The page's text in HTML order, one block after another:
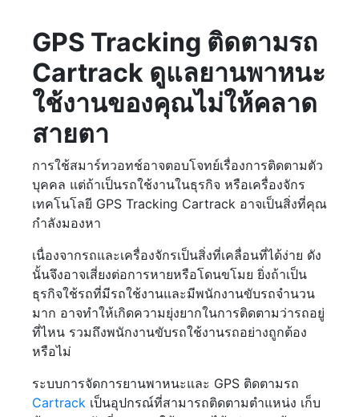
GPS Tracking ติดตามรถ
Cartrack ดูแลยานพาหนะ
ใช้งานของคุณไม่ให้คลาด
สายตา
การใช้สมาร์ทวอทช์อาจตอบโจทย์เรื่องการติดตามตัว
บุคคล แต่ถ้าเป็นรถใช้งานในธุรกิจ หรือเครื่องจักร
เทคโนโลยี GPS Tracking Cartrack อาจเป็นสิ่งที่คุณ
กำลังมองหา
เนื่องจากรถและเครื่องจักรเป็นสิ่งที่เคลื่อนที่ได้ง่าย ดัง
นั้นจึงอาจเสี่ยงต่อการหายหรือโดนขโมย ยิ่งถ้าเป็น
ธุรกิจใช้รถที่มีรถใช้งานและมีพนักงานขับรถจำนวน
มาก อาจทำให้เกิดความยุ่งยากในการติดตามว่ารถอยู่
ที่ไหน รวมถึงพนักงานขับรถใช้งานรถอย่างถูกต้อง
หรือไม่
ระบบการจัดการยานพาหนะและ GPS ติดตามรถ
Cartrack เป็นอุปกรณ์ที่สามารถติดตามตำแหน่ง เก็บ